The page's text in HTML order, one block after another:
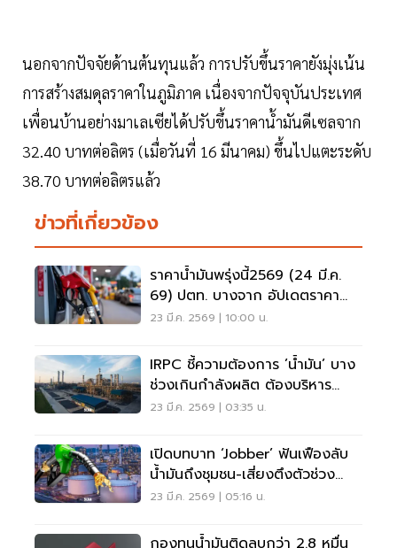
นอกจากปัจจัยด้านต้นทุนแล้ว การปรับขึ้นราคายังมุ่งเน้น
การสร้างสมดุลราคาในภูมิภาค เนื่องจากปัจจุบันประเทศ
เพื่อนบ้านอย่างมาเลเซียได้ปรับขึ้นราคาน้ำมันดีเซลจาก
32.40 บาทต่อลิตร (เมื่อวันที่ 16 มีนาคม) ขึ้นไปแตะระดับ
38.70 บาทต่อลิตรแล้ว
ข่าวที่เกี่ยวข้อง
ราคาน้ำมันพรุ่งนี้2569 (24 มี.ค.
69) ปตท. บางจาก อัปเดตราคา
ล่าสุด
23 มี.ค. 2569 | 10:00 น.
IRPC ชี้ความต้องการ ’น้ำมัน’ บาง
ช่วงเกินกำลังผลิต ต้องบริหาร
จัดสรรเชิงระบบ
23 มี.ค. 2569 | 03:35 น.
เปิดบทบาท ‘Jobber’ ฟันเฟืองลับ
น้ำมันถึงชุมชน-เสี่ยงตึงตัวช่วง
วิกฤต
23 มี.ค. 2569 | 05:16 น.
กองทุนน้ำมันติดลบกว่า 2.8 หมื่น